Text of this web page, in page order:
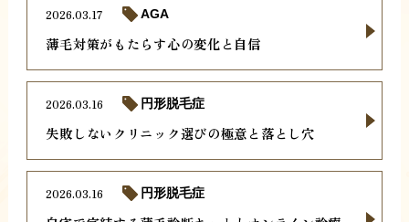
薄毛対策がもたらす心の変化と自信
2026.03.17 AGA
失敗しないクリニック選びの極意と落とし穴
2026.03.16 円形脱毛症
2026.03.16 円形脱毛症